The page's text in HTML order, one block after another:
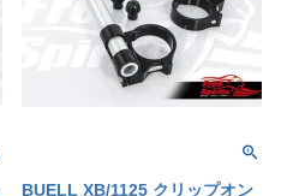
BUELL XB/1125 クリップオン